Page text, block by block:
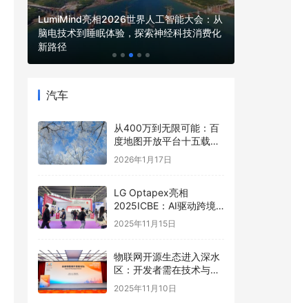
LumiMind亮相2026世界人工智能大会：从
脑电技术到睡眠体验，探索神经科技消费化
新路径
汽车
从400万到无限可能：百
度地图开放平台十五载，
以全栈AI能力矩阵赋能产
业智能跃迁
2026年1月17日
LG Optapex亮相
2025ICBE：AI驱动跨境
新增长，携手卖家共赢全
2025年11月15日
物联网开源生态进入深水
区：开发者需在技术与商
业的夹缝中寻找破局之道
2025年11月10日